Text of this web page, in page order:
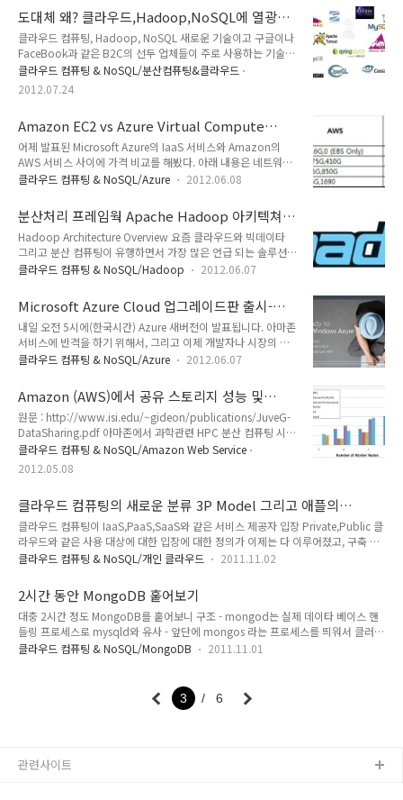
중에서도 NoSQL은 많은 사람이 관심을 갖고 있음에도 불구하
고, 기존의 RDBMS 데이타 모델링 관점에서 접근을 하기 때문
에, 많은 문제를 유발한다. NoSQL은 데이타 베이스이기도 하지
만 RDBMS와는 전혀 다른 성격을 가지고 있고, 접근 방식도 틀
리다. 특히 테이블 구조를 정의 하는 데이타 모델에 따라서
NoSQL의 성능은 하늘과 땅차이만큼 차이가 난다. 이 글에서는
도대체 왜? 클라우드,Hadoop,NoSQL에 열광하
는가?
클라우드 컴퓨팅, Hadoop, NoSQL 새로운 기술이고 구글이나
FaceBook과 같은 B2C의 선두 업체들이 주로 사용하는 기술이
다. 그런데, 왜 우리도 이 기술에 열광하는가?재미는 있고, 쓸모
는 있는 기술이다. 그런데 필요가 있나? 한번 더 생각해볼 필요
가 있다. 첫번째 HadoopHadoop의 경우 대용량 데이타를 배
용도가 있을 수 있겠지만, 주로 대용량 데이타를 분석하기 위해
서 사용된다.이런 형태의 데이타 분석은 이미 OLAP이나 BI형태
로 솔루션들이 제공되고 있고, 기업에서는 이미 구축되어 있다.
구글이나 페이스북과 같은 대규모 서비스를 한다면 모를까?
5000만 인구의 대한민국에서는 그만한 데이타 분석이 필요할까
클라우드 컴퓨팅 & NoSQL/분산컴퓨팅&클라우드
2012.07.24
Amazon EC2 vs Azure Virtual Compute
Service 가격 비교
어제 발표된 Microsoft Azure의 IaaS 서비스와 Amazon의
AWS 서비스 사이에 가격 비교를 해봤다. 아래 내용은 네트워크
비용이나 Blob Storage 등 부가 서비스를 제외하고 EC2 서비
Windows VM의 경우 MS가 저렴 Linux VM의 경우 동등 인스턴
스 크기에서는 Amazon과 Azure 양쪽 가격이 같다. Azure가
레퍼런스해서 만든 느낌이 가득하다. Azure 장점 - Windows
Server VM의 경우 Amazon 대비 저렴. Amazon은 Windows
VM에 대해서 별도의 가격 정책을 책정하나, Azure의 경우
턴스 종류..
클라우드 컴퓨팅 & NoSQL/Azure 2012.06.08
분산처리 프레임웍 Apache Hadoop 아키텍쳐
소개 - #1/2 (HDFS)
Hadoop Architecture Overview 요즘 클라우드와 빅데이타
그리고 분산 컴퓨팅이 유행하면서 가장 많은 언급 되는 솔루션중
하나가 Hadoop이다. Hadoop 이 무엇이길래 이렇게 여기저
Hadoop의 내부 동작 아키텍쳐에 대해서 간략하게 소개 한다.
What is Hadoop? Hadoop의 공식 소개를 홈페이지에서 찾
아보면 다음과 같다. ‘ The Apache Hadoop software library
is a framework that allows for the distributed processing
of large data sets across clusters of computers using a
클라우드 컴퓨팅 & NoSQL/Hadoop 2012.06.07
Microsoft Azure Cloud 업그레이드판 출시-리
눅스,자바 지원!!
내일 오전 5시에(한국시간) Azure 새버전이 발표됩니다. 아마존
서비스에 반격을 하기 위해서, 그리고 이제 개발자나 시장의 상
황을 어느정도 인지한 듯한 모양을 보입니다. 기존의 윈도우와
른 개발 플랫폼 까지 지원하게 된것이 가장 큰 특징이라고 볼 수
있습니다. 글로벌하게 제대로된 IaaS가 AWS 밖에 없었다면 강
력한 경쟁 체재가 생기게 된것입니다. (이럴줄 알았으면 MS에
계속 있을 걸 그랬습니다.) 일단 주목할만한 특징들을 살펴보면
1. IaaS 제공 - Windows Server 뿐만 아니라,
CentOS,Ubuntu,Suse Linux 제공 o Windows Server §
클라우드 컴퓨팅 & NoSQL/Azure 2012.06.07
Amazon (AWS)에서 공유 스토리지 성능 및
Cost 비교
원문 : http://www.isi.edu/~gideon/publications/JuveG-
DataSharing.pdf 아마존에서 과학관련 HPC 분산 컴퓨팅 시
에, 공유 스토리지 (NFS, Shared Storage)에 대한 성능 비교 및
Cost 비교를 해 놓은 문서 입니다. EBS나 Local Disk와 같은 스
토리지가 아니라 공유 스토리지에만 한정합니다. Amazon S3,
GlusterFS(NUFA Configuration)이 성능도 높은편에 속하고
Cost도 저렴합니다. 그림 1. Cost 비교 그림 2. 성능 비교 저도
Gluster를 AWS에서 사용했는데, 무엇보다 AWS에 Gluster를
Deployment하기 위한 B..
클라우드 컴퓨팅 & NoSQL/Amazon Web Service
2012.05.08
클라우드 컴퓨팅의 새로운 분류 3P Model 그리고 애플의
iCloud
클라우드 컴퓨팅이 IaaS,PaaS,SaaS와 같은 서비스 제공자 입장 Private,Public 클
라우드와 같은 사용 대상에 대한 입장에 대한 정의가 이제는 다 이루어졌고, 구축 및
서비스가 성숙해가는 단계에서 근래에 시트릭스에서 3P 라는 클라우드 컨셉을 발표
는 Public 이었다면 여기에 하나 더해서 + Personal Cloud의 개념을 추가하여 발
표하였다. 새로운 클라우드 컴퓨팅 개념이라기 보다는 기존에 있었던 형태의 서비스
를 조금 관점을 바꿔서 체계화 시킨 것에 불과하지만, 이 체계화 자체가 의미를 갖는
다. Personal Cloud는 기업이 아니라 각각의 개인에게 클라우드 서비스를 제공한
다는 개념이다. 즉 ..
클라우드 컴퓨팅 & NoSQL/개인 클라우드 2011.11.02
2시간 동안 MongoDB 훝어보기
대충 2시간 정도 MongoDB를 훝어보니 구조 - mongod는 실제 데이타 베이스 핸
들링 프로세스로 mysqld와 유사 - 앞단에 mongos 라는 프로세스를 띄워서 클러스
터 구성을 하면, mongos가 로드 밸런서 역할을 함 클러스터링을 할경우 -
서 대부분 내용이 Shard 구성과 Index 구성이다. 이게 키 포인트인듯 ※ 이 과정은
Redundant한 하드웨어 구성으로 인하여 하드웨어 코스트를 올릴 수 있다. 성능 부
클라우드 컴퓨팅 & NoSQL/MongoDB 2011.11.01
3 6
관련사이트